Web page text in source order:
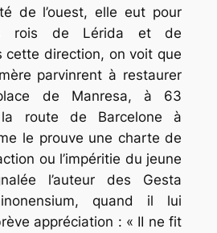
de l’ouest, elle eut pour
rois de Lérida et de
cette direction, on voit que
parvinrent à restaurer
de Manresa, à 63
route de Barcelone à
le prouve une charte de
ou l’impéritie du jeune
l’auteur des Gesta
quand il lui
appréciation : « II ne fit